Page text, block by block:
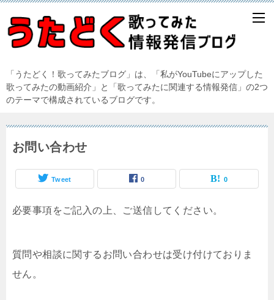
「うたどく！歌ってみたブログ」は、「私がYouTubeにアップした
歌ってみたの動画紹介」と「歌ってみたに関連する情報発信」の2つ
のテーマで構成されているブログです。
お問い合わせ
Tweet 0 0
必要事項をご記入の上、ご送信してください。
質問や相談に関するお問い合わせは受け付けておりま
せん。